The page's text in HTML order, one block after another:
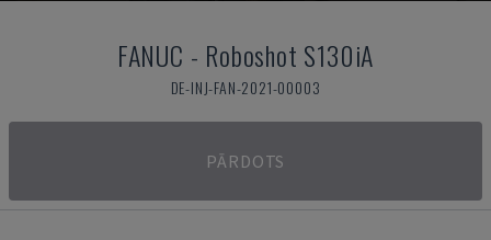
FANUC - Roboshot S130iA
DE-INJ-FAN-2021-00003
PĀRDOTS